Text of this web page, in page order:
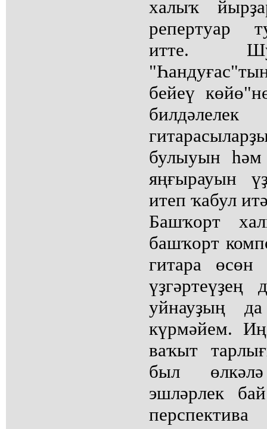
халыҡ
репертуар
итте.
бейеү
булыуын һәм
яңғырауын
итеп ҡабул
Башҡорт
башҡорт
гитара өсөн
үҙгәртеүҙең
уйнауҙың
күрмәйем.
ваҡыт
был
эшләрлек